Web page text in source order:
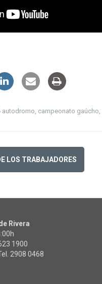
autodromo, campeonato gaúcho,
LOS TRABAJADORES
Rivera
1900
2908 0468